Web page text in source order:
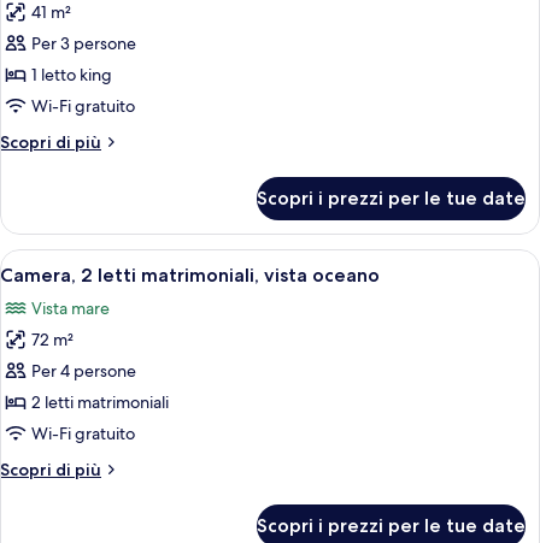
foto
per
Camera
Superior,
letto
oceano
41 m²
Per 3 persone
1 letto king
Wi-Fi gratuito
Scopri di più
Altri
Superior,
letto
vista
oceano
Scopri i prezzi per le tue date
Apri
tutte
le
foto
per
Camera,
2
matrimoniali,
Una camera d'albergo con due letti,
7
Camera, 2 letti matrimoniali, vista oceano
Vista mare
72 m²
Per 4 persone
2 letti matrimoniali
Wi-Fi gratuito
Scopri di più
Altri
Scopri i prezzi per le tue date